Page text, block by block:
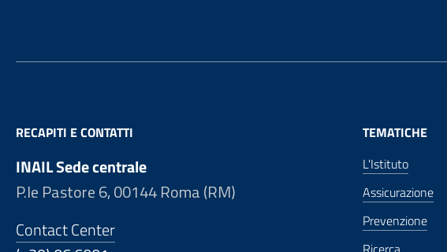
RECAPITI E CONTATTI
INAIL Sede centrale
P.le Pastore 6, 00144 Roma (RM)
Contact Center
TEMATICHE
L'Istituto
Assicurazione
Prevenzione